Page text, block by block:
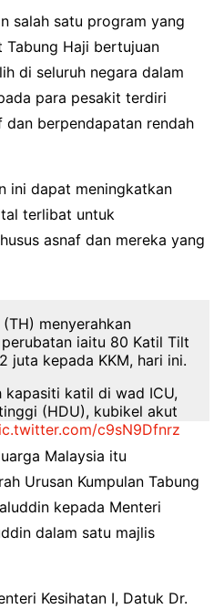
salah satu program yang
Haji bertujuan
di seluruh negara dalam
para pesakit terdiri
berpendapatan rendah
ini dapat meningkatkan
terlibat untuk
asnaf dan mereka yang
menyerahkan
iaitu 80 Katil Tilt
juta kepada KKM, hari ini.
kapasiti katil di wad ICU,
(HDU), kubikel akut
c9sN9Dfnrz
October 20,
Malaysia itu
Urusan Kumpulan Tabung
kepada Menteri
dalam satu majlis
Kesihatan I, Datuk Dr.